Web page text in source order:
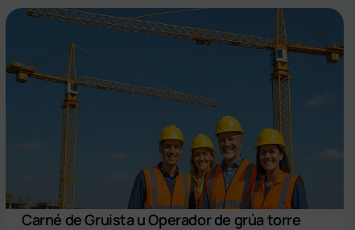
Carné de Gruista u Operador de grúa torre